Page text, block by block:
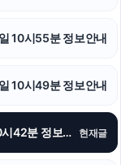
10시55분 정보안내
10시49분 정보안내
신차장기렌트 후기 2026년07월03일 10시42분 정보안내 현재글